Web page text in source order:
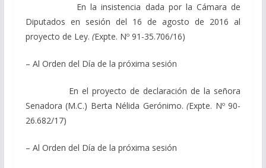
En la insistencia dada por la Cámara de
Diputados en sesión del 16 de agosto de 2016 al
proyecto de Ley. (Expte. Nº 91-35.706/16)
– Al Orden del Día de la próxima sesión
En el proyecto de declaración de la señora
Senadora (M.C.) Berta Nélida Gerónimo.(Expte. Nº 90-
26.682/17)
– Al Orden del Día de la próxima sesión